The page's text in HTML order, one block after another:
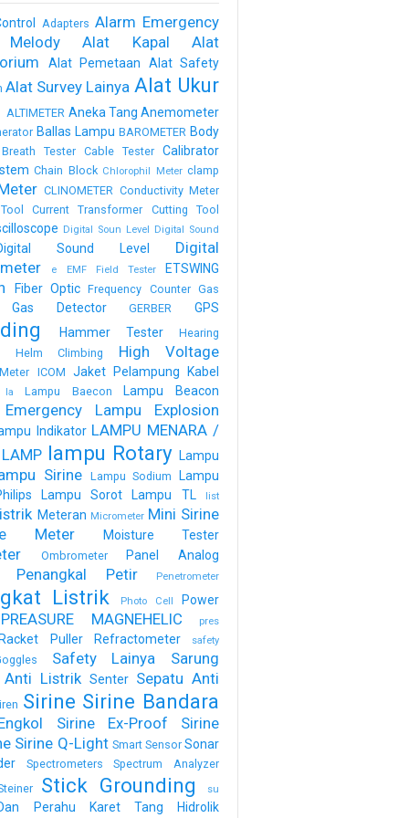
Adapters Alarm Emergency
Alat Kapal
Alat
Alat Pemetaan Alat Safety
Alat Survey Lainya Alat Ukur
ALTIMETER Aneka Tang Anemometer
Ballas Lampu BAROMETER Body
Breath Tester Cable Tester
Calibrator
Chain Block Chlorophil Meter clamp
CLINOMETER Conductivity Meter
Current Transformer Cutting Tool
Digital Soun Level Digital Sound
Sound Level
Digital
e EMF Field Tester ETSWING
Fiber Optic Frequency Counter Gas
Gas Detector GERBER GPS
Hammer Tester
Hearing
Helm Climbing High Voltage
ICOM Jaket Pelampung Kabel
la Lampu Baecon Lampu Beacon
Lampu Explosion
Indikator LAMPU MENARA /
lampu Rotary Lampu
Sirine Lampu Sodium
Lampu
Lampu Sorot Lampu TL list
Meteran Micrometer Mini Sirine
Meter
Moisture Tester
Ombrometer Panel Analog
Penangkal Petir Penetrometer
Listrik Photo Cell Power
PREASURE MAGNEHELIC pres
Puller Refractometer safety
Safety Lainya
Sarung
Anti Listrik Senter Sepatu Anti
Sirine Sirine Bandara
Sirine Ex-Proof
Sirine
Sirine Q-Light Smart Sensor Sonar
Spectrometers
Spectrum Analyzer
Stick Grounding su
Perahu Karet Tang Hidrolik